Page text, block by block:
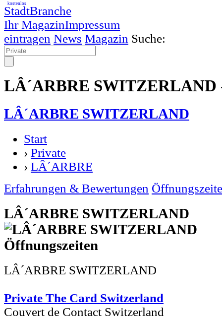
StadtBranche
Ihr MagazinImpressum
kostenlos
eintragen News Magazin Suche:
LÂ´ARBRE SWITZERLAND
LÂ´ARBRE SWITZERLAND
Start
› Private
› LÂ´ARBRE
Erfahrungen & Bewertungen
LÂ´ARBRE SWITZERLAND
LÂ´ARBRE SWITZERLAND
Private The Card Switzerland
Couvert de Contact Switzerland